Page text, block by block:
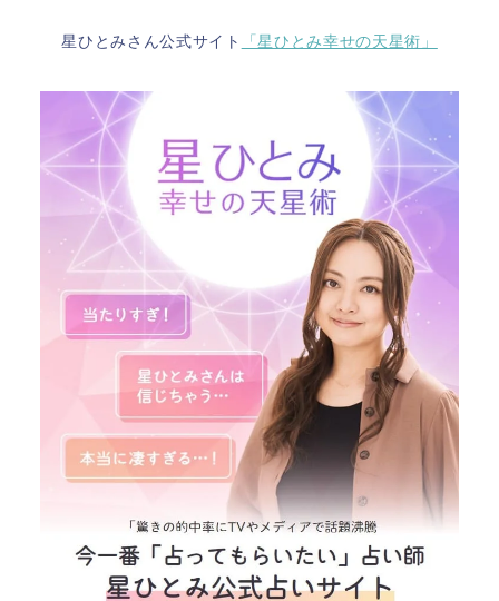
星ひとみさん公式サイト 「星ひとみ幸せの天星術」